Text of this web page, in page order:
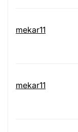
mekar11
mekar11